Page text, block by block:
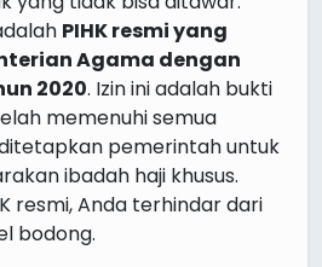
PIHK resmi yang
Agama dengan
2020. Izin ini adalah bukti
memenuhi semua
pemerintah untuk
ibadah haji khusus.
resmi, Anda terhindar dari
bodong.